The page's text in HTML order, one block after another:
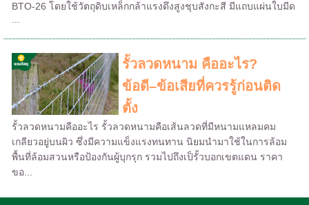
BTO-26 โดยใช้วัตถุดิบเหล็กกล้าแรงดึงสูงชุบสังกะสี มีแถบแผ่นใบมีด
รั้วลวดหนาม คืออะไร?
ข้อดี–ข้อเสียที่ควรรู้ก่อนติด
ตั้ง
รั้วลวดหนามคืออะไร รั้วลวดหนามคือเส้นลวดที่มีหนามแหลมคม
เกลียวอยู่บนผิว ซึ่งมีความแข็งแรงทนทาน นิยมนำมาใช้ในการล้อม
พื้นที่ล้อมสวนหรือป้องกันผู้บุกรุก รวมไปถึงเป็รั้วบอกเขตแดน ราคา
ขอ...